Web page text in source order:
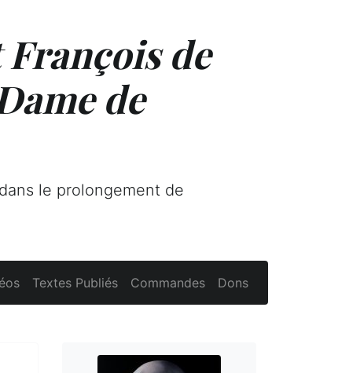
de
de
le prolongement de
Textes Publiés Commandes Dons